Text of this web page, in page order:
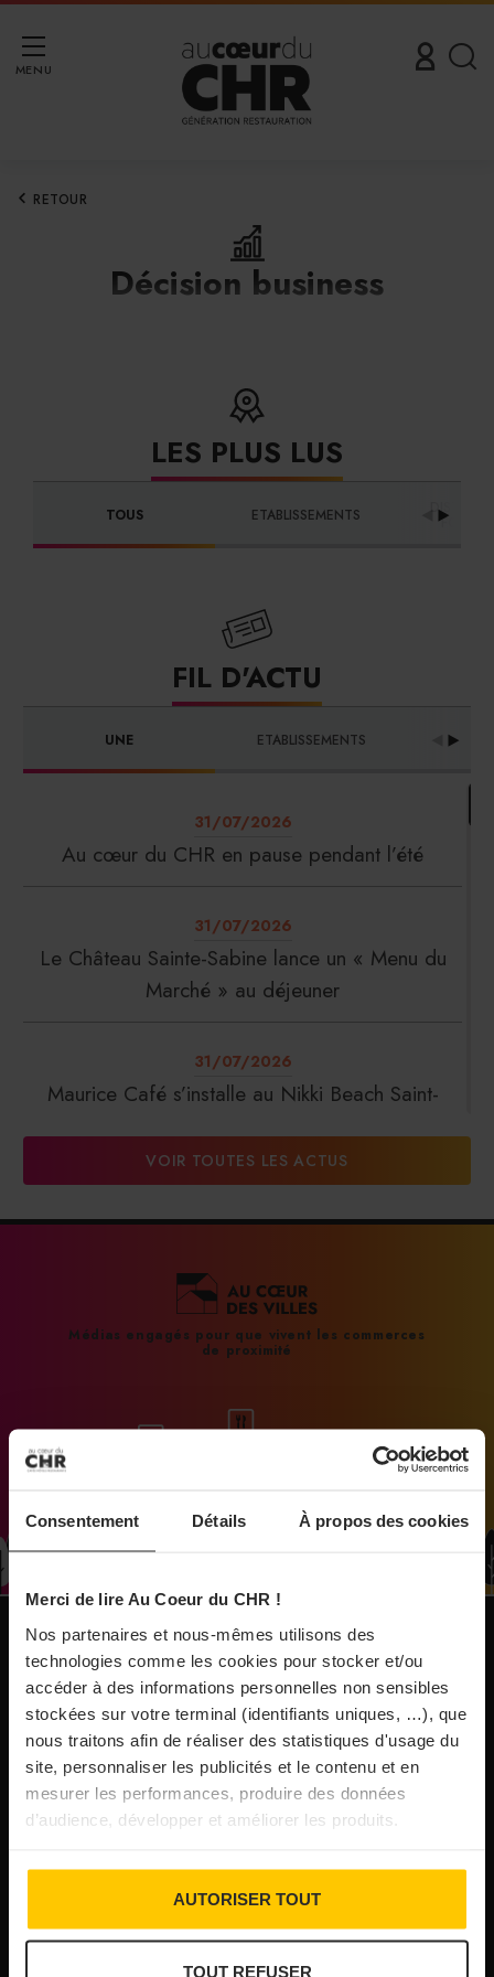
Consentement Détails À propos des cookies
Merci de lire Au Coeur du CHR !
Nos partenaires et nous-mêmes utilisons des
technologies comme les cookies pour stocker et/ou
accéder à des informations personnelles non sensibles
stockées sur votre terminal (identifiants uniques, …), que
nous traitons afin de réaliser des statistiques d'usage du
site, personnaliser les publicités et le contenu et en
mesurer les performances, produire des données
d’audience, développer et améliorer les produits.
AUTORISER TOUT
TOUT REFUSER
MENU
RETOUR
Décision business
LES PLUS LUS
TOUS ETABLISSEMENTS
FIL D'ACTU
UNE ETABLISSEMENTS
31/07/2026
Au cœur du CHR en pause pendant l’été
31/07/2026
Le Château Sainte-Sabine lance un « Menu du
Marché » au déjeuner
31/07/2026
Maurice Café s’installe au Nikki Beach Saint-
DalterFood Group franchit les 200 millions
31/07/2026
La Liste : La Réserve Paris de nouveau meilleur
maison de collectionneur
31/07/2026
Vins fins : la Chine affiche ses ambitions
31/07/2026
Brasserie Dupont : la bière saison, mais pas
que…
Incendies : l’aide d’urgence rehaussée à 8 000 €
pour les indépendants, l’autoroute A63 réouverte
VOIR TOUTES LES ACTUS
Médias engagés pour que vivent les commerces
de proximité
NOS PUBLICATIONS